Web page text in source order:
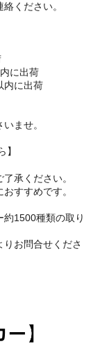
ください。
に出荷
内に出荷
ませ。
】
承ください。
すすめです。
1500種類の取り
お問合せくださ